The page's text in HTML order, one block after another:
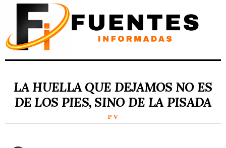
LA HUELLA QUE DEJAMOS NO ES
DE LOS PIES, SINO DE LA PISADA
P V